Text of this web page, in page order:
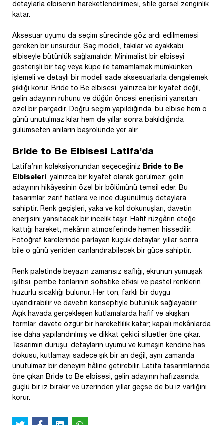
detaylarla elbisenin hareketlendirilmesi, stile görsel zenginlik
katar.
Aksesuar uyumu da seçim sürecinde göz ardı edilmemesi
gereken bir unsurdur. Saç modeli, takılar ve ayakkabı,
elbiseyle bütünlük sağlamalıdır. Minimalist bir elbiseyi
gösterişli bir taç veya küpe ile tamamlamak mümkünken,
işlemeli ve detaylı bir modeli sade aksesuarlarla dengelemek
şıklığı korur. Bride to Be elbisesi, yalnızca bir kıyafet değil,
gelin adayının ruhunu ve düğün öncesi enerjisini yansıtan
özel bir parçadır. Doğru seçim yapıldığında, bu elbise hem o
günü unutulmaz kılar hem de yıllar sonra bakıldığında
gülümseten anıların başrolünde yer alır.
Bride to Be Elbisesi Latifa’da
Latifa’nın koleksiyonundan seçeceğiniz
Bride to Be
Elbiseleri, yalnızca bir kıyafet olarak görülmez; gelin
adayının hikâyesinin özel bir bölümünü temsil eder. Bu
tasarımlar, zarif hatlara ve ince düşünülmüş detaylara
sahiptir. Renk geçişleri, yaka ve kol dokunuşları, davetin
enerjisini yansıtacak bir incelik taşır. Hafif rüzgârın eteğe
kattığı hareket, mekânın atmosferinde hemen hissedilir.
Fotoğraf karelerinde parlayan küçük detaylar, yıllar sonra
bile o günü yeniden canlandırabilecek bir güce sahiptir.
Renk paletinde beyazın zamansız saflığı, ekrunun yumuşak
ışıltısı, pembe tonlarının sofistike etkisi ve pastel renklerin
huzurlu sıcaklığı bulunur. Her ton, farklı bir duygu
uyandırabilir ve davetin konseptiyle bütünlük sağlayabilir.
Açık havada gerçekleşen kutlamalarda hafif ve akışkan
formlar, davete özgür bir hareketlilik katar; kapalı mekânlarda
ise daha yapılandırılmış ve dikkat çekici siluetler öne çıkar.
Tasarımın duruşu, detayların uyumu ve kumaşın kendine has
dokusu, kutlamayı sadece şık bir an değil, aynı zamanda
unutulmaz bir deneyim hâline getirebilir. Latifa tasarımlarında
öne çıkan Bride to Be elbisesi, gelin adayının hafızasında
güçlü bir iz bırakır ve üzerinden yıllar geçse de bu iz varlığını
korur.